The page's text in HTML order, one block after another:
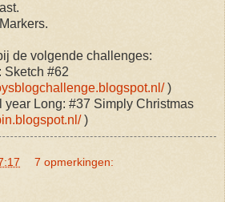
de volgende challenges:
Sketch #62
)
year Long: #37 Simply Christmas
)
7 opmerkingen: